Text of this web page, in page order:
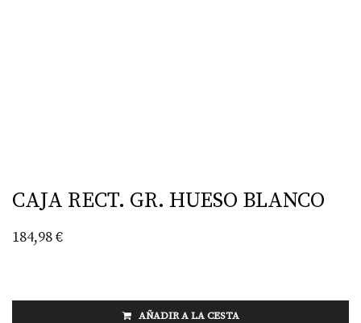
CAJA RECT. GR. HUESO BLANCO
184,98€
AÑADIR A LA CESTA